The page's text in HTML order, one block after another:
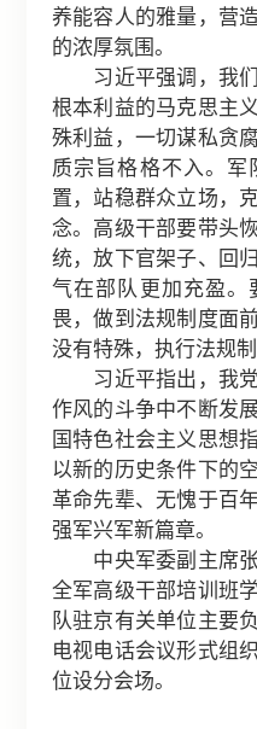
养能容人的雅量，营
的浓厚氛围。
习近平强调，我们
根本利益的马克思主
殊利益，一切谋私贪
质宗旨格格不入。军
置，站稳群众立场，
念。高级干部要带头
统，放下官架子、回
气在部队更加充盈。
畏，做到法规制度面
没有特殊，执行法规制
习近平指出，我党
作风的斗争中不断发
国特色社会主义思想
以新的历史条件下的
革命先辈、无愧于百
强军兴军新篇章。
中央军委副主席张
全军高级干部培训班
队驻京有关单位主要
电视电话会议形式组
位设分会场。